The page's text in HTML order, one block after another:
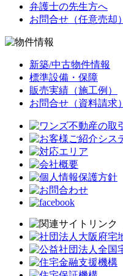
弁護士の先生方へ
お問合せ（任意売却）
新築/中古物件情報
標準設備・保障
販売実績（施工例）
お問合せ（資料請求）